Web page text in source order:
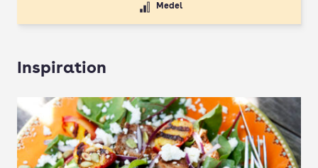
Medel
Inspiration